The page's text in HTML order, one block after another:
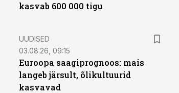
kasvab 600 000 tigu
UUDISED
03.08.26, 09:15
Euroopa saagiprognoos: mais
langeb järsult, õlikultuurid
kasvavad